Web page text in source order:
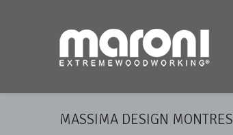
MASSIMA DESIGN MONTRES